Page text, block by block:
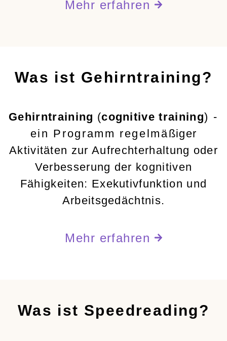
Mehr erfahren
Was ist Gehirntraining?
Gehirntraining (cognitive training) -
ein Programm regelmäßiger
Aktivitäten zur Aufrechterhaltung oder
Verbesserung der kognitiven
Fähigkeiten: Exekutivfunktion und
Arbeitsgedächtnis.
Mehr erfahren
Was ist Speedreading?